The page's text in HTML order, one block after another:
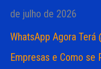
de julho de 2026
WhatsApp Agora Terá
Empresas e Como se